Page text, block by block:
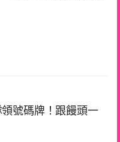
號碼牌！跟饅頭一